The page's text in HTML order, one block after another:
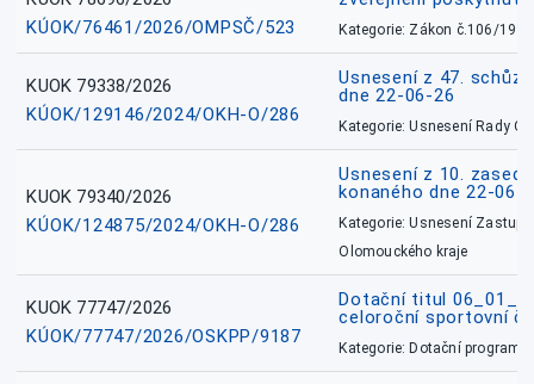
KÚOK/76461/2026/OMPSČ/523
Kategorie: Zákon č.106/1999
KUOK 79338/2026
KÚOK/129146/2024/OKH-O/286
Usnesení z 47.
dne 22-06-26
Kategorie: Usnesení Rady
KUOK 79340/2026
KÚOK/124875/2024/OKH-O/286
Usnesení z 10.
konaného dne 22-06-
Kategorie: Usnesení
Olomouckého kraje
KUOK 77747/2026
KÚOK/77747/2026/OSKPP/9187
Dotační titul
celoroční sportovní
Kategorie: Dotační